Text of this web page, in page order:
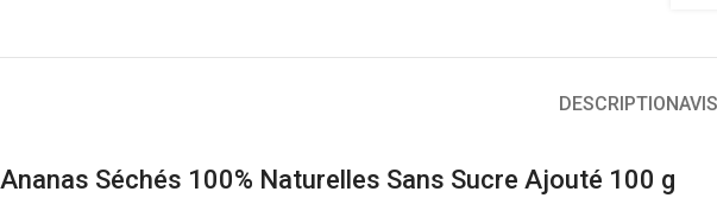
DESCRIPTION
Ananas Séchés 100% Naturelles Sans Sucre Ajouté 100 g